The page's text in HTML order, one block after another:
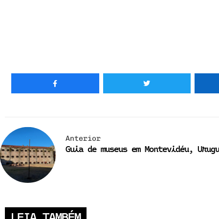
Anterior
Guia de museus em Montevidéu,